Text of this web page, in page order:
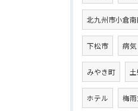
北九州市小倉南
下松市 病気
みやき町
ホテル 梅